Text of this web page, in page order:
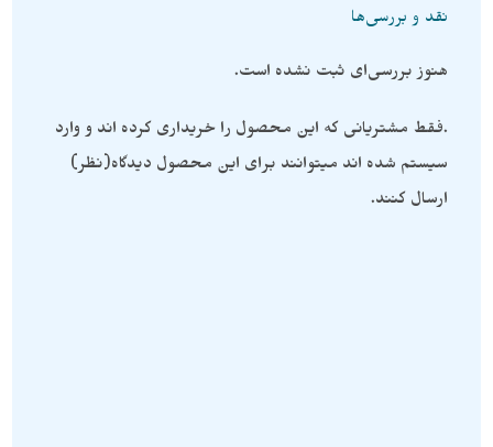
نقد و بررسی‌ها
هنوز بررسی‌ای ثبت نشده است.
.فقط مشتریانی که این محصول را خریداری کرده اند و وارد
سیستم شده اند میتوانند برای این محصول دیدگاه(نظر)
ارسال کنند.